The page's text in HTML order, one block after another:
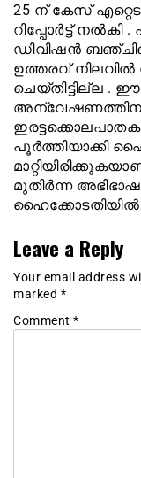
25 ന് കേസ്
റിപ്പോർട്ട് നൽകി
ഡിവിഷൻ
ഉത്തരവ്
ചെയ്തിട്ടില്ല .
അന്വേഷണത്തിനും
ഇരട്ടക്കൊലപാതക
പൂർത്തിയാക്കി
മുതിർന്ന
Leave a Reply
Your email address
marked *
Comment *